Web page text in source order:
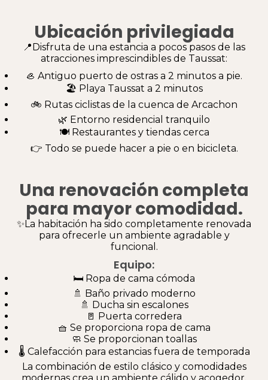
Ubicación privilegiada
📍Disfruta de una estancia a pocos pasos de las
atracciones imprescindibles de Taussat:
🦪 Antiguo puerto de ostras a 2 minutos a pie.
🏖️ Playa Taussat a 2 minutos
🚲 Rutas ciclistas de la cuenca de Arcachon
🌿 Entorno residencial tranquilo
🍽️ Restaurantes y tiendas cerca
👉 Todo se puede hacer a pie o en bicicleta.
Una renovación completa
para mayor comodidad.
✨La habitación ha sido completamente renovada
para ofrecerle un ambiente agradable y
funcional.
Equipo:
🛏️ Ropa de cama cómoda
🚿 Baño privado moderno
🚿 Ducha sin escalones
🚪 Puerta corredera
🧺 Se proporciona ropa de cama
🧼 Se proporcionan toallas
🌡️ Calefacción para estancias fuera de temporada
La combinación de estilo clásico y comodidades
modernas crea un ambiente cálido y acogedor.